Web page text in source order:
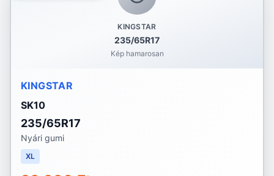
KINGSTAR
235/65R17
Kép hamarosan
KINGSTAR
SK10
235/65R17
Nyári gumi
XL